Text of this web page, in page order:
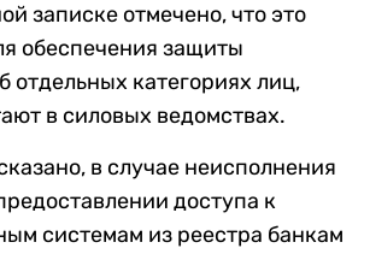
записке отмечено, что это
обеспечения защиты
отдельных категориях лиц,
в силовых ведомствах.
в случае неисполнения
доступа к
системам из реестра банкам